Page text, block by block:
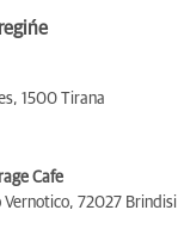
1500 Tirana
Cafe
Vernotico, 72027 Brindisi